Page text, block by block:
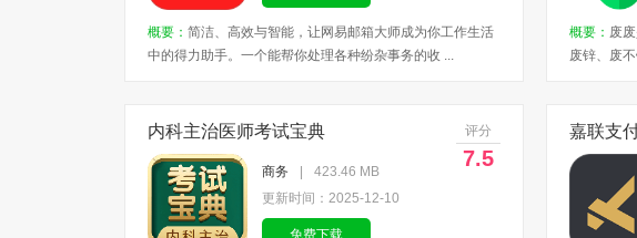
概要： 简洁、高效与智能，让网易邮箱大师成为你工作生活
中的得力助手。一个能帮你处理各种纷杂事务的收 ...
概要： 废
废锌、废
内科主治医师考试宝典 评分
7.5
商务
423.46 MB
更新时间：2025-12-10
免费下载
嘉联支